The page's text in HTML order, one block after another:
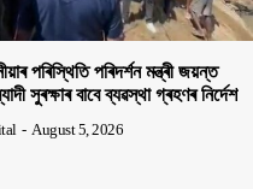
পৰিস্থিতি পৰিদৰ্শন মন্ত্ৰী জয়ন্ত
সুৰক্ষাৰ বাবে ব্যৱস্থা গ্ৰহণৰ নিৰ্দেশ
- August 5, 2026